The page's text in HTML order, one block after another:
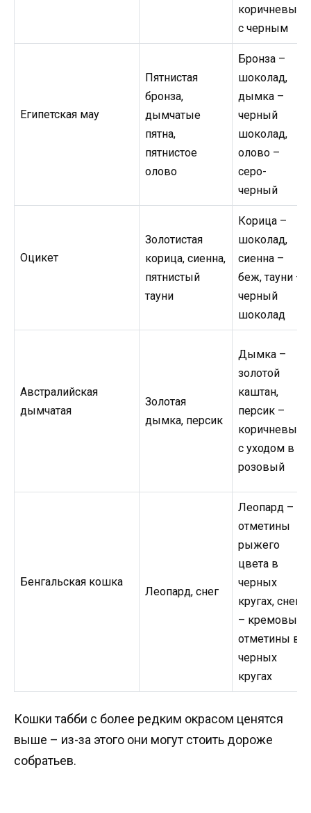
коричневый
с черным
Египетская мау
Пятнистая
бронза,
дымчатые
пятна,
пятнистое
олово
Бронза –
шоколад,
дымка –
черный
шоколад,
олово –
серо-
черный
Оцикет
Золотистая
корица, сиенна,
пятнистый
тауни
Корица –
шоколад,
сиенна –
беж, тауни –
черный
шоколад
Австралийская
дымчатая
Золотая
дымка, персик
Дымка –
золотой
каштан,
персик –
коричневый
с уходом в
розовый
Бенгальская кошка
Леопард, снег
Леопард –
отметины
рыжего
цвета в
черных
кругах, снег
– кремовые
отметины в
черных
кругах
Кошки табби с более редким окрасом ценятся
выше – из-за этого они могут стоить дороже
собратьев.